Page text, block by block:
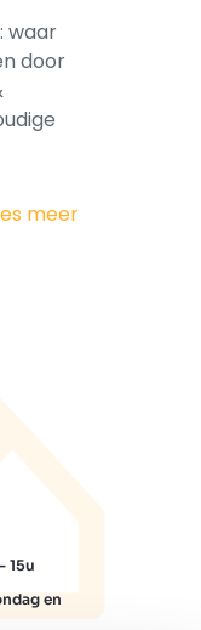
waar
door
meer
15u
en